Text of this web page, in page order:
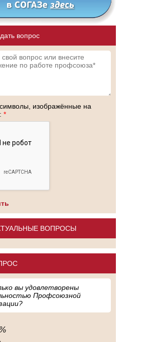
вопрос
изображённые на
*
ВОПРОСЫ
вы удовлетворены
Профсоюзной